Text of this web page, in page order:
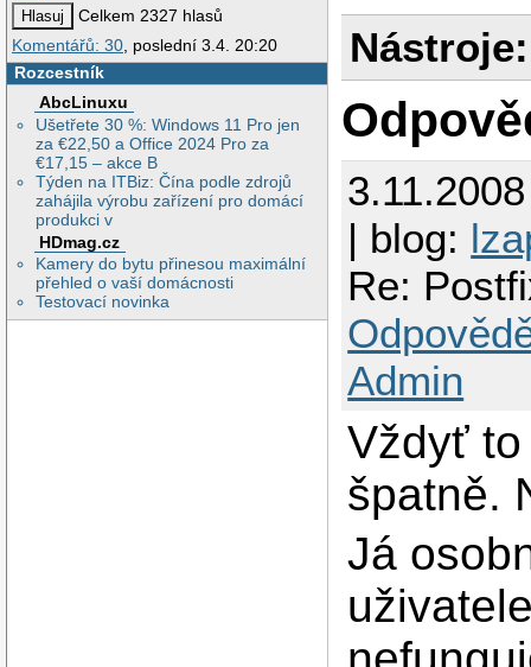
Celkem 2327 hlasů
Komentářů: 30, poslední 3.4. 20:20
Rozcestník
AbcLinuxu
Ušetřete 30 %: Windows 11 Pro jen
za €22,50 a Office 2024 Pro za
€17,15 – akce B
Týden na ITBiz: Čína podle zdrojů
zahájila výrobu zařízení pro domácí
produkci v
HDmag.cz
Kamery do bytu přinesou maximální
přehled o vaší domácnosti
Testovací novinka
Nástroje:
| blog:
Re:
Admin
Vždyť
špatně.
Já